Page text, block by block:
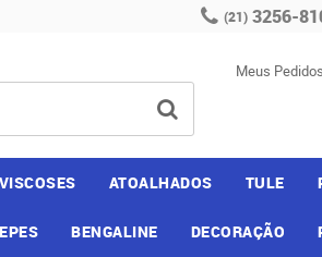
(21) 3256-
Meus Pedidos
VISCOSES ATOALHADOS TULE
BENGALINE DECORAÇÃO